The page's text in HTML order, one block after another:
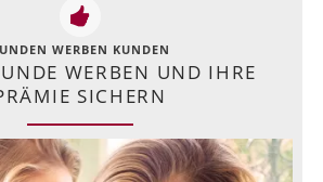
WERBEN KUNDEN
WERBEN UND IHRE
SICHERN